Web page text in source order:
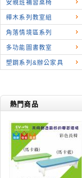
安親班補習桌椅
樺木系列教室組
角落情境區系列
多功能圖書教室
塑鋼系列&辦公家具
熱門商品